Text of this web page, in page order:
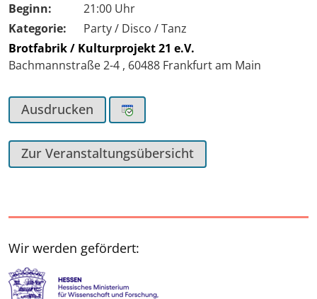
Beginn:
21:00 Uhr
Kategorie:
Party / Disco / Tanz
Brotfabrik / Kulturprojekt 21 e.V.
Bachmannstraße 2-4 , 60488 Frankfurt am Main
Ausdrucken
Zur Veranstaltungsübersicht
Wir werden gefördert: